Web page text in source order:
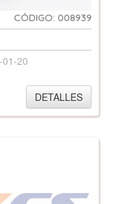
CÓDIGO: 008939
01-20
DETALLES